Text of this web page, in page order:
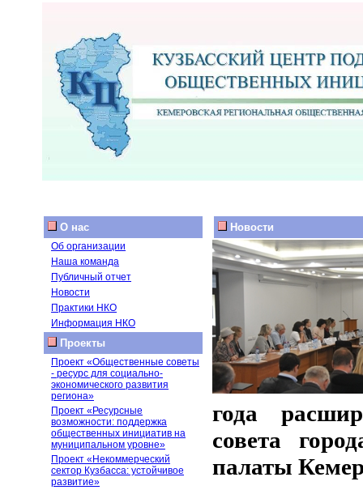
О нас
Об организации
Наша команда
Публичный отчет
Новости
Практики НКО
Информация НКО
Проекты
Проект «Общественные советы
- ресурс для социально-
экономического развития
региона»
Проект «Ресурсные
возможности: поддержка
общественных инициатив на
муниципальном уровне»
Проект «Некоммерческий
сектор Кузбасса: устойчивое
развитие»
Новости
года
совета
палаты